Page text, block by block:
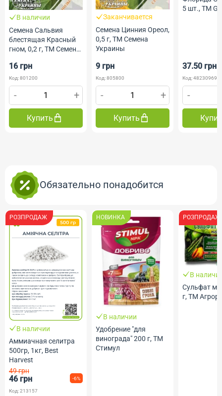
В наличии
Семена Сальвия
блестящая Красный
гном, 0,2 г, ТМ Семена
16 грн
Код: 801200
- +
Купить
Заканчивается
Семена Цинния Ореол,
0,5 г, ТМ Семена
Украины
9 грн
Код: 805800
- +
Купить
5 шт., ТМ
37.50 грн
Код:
-
Обязательно понадобится
РОЗПРОДАЖ
В наличии
Аммиачная селитра
500гр, 1кг, Best
Harvest
49 грн
46 грн -6%
Код: 213157
НОВИНКА
В наличии
Удобрение "для
винограда" 200 г, ТМ
Стимул
РОЗПРОДАЖ
В
Сульфат
г, ТМ